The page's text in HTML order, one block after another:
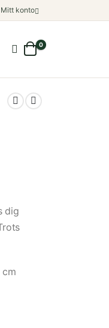
Mitt konto
0
dig
cm